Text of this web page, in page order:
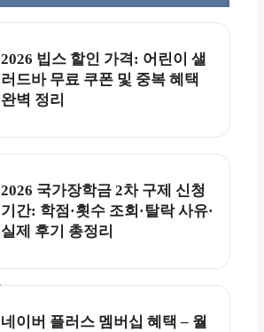
2026 빕스 할인 가격: 어린이 샐
러드바 무료 쿠폰 및 중복 혜택
완벽 정리
2026 국가장학금 2차 구제 신청
기간: 학점·횟수 조회·탈락 사유·
실제 후기 총정리
네이버 플러스 멤버십 혜택 – 월